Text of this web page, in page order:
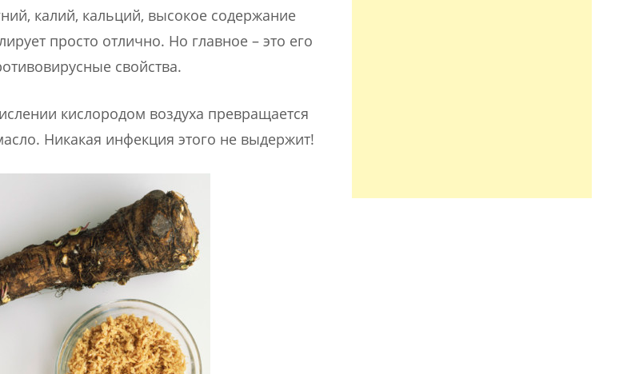
калий, кальций, высокое содержание
просто отлично. Но главное – это его
свойства.
кислородом воздуха превращается
Никакая инфекция этого не выдержит!